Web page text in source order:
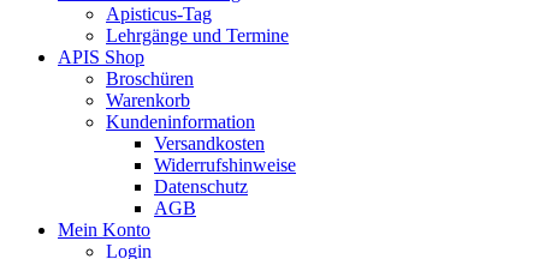
Apisticus-Tag
Lehrgänge und Termine
APIS Shop
Broschüren
Warenkorb
Kundeninformation
Versandkosten
Widerrufshinweise
Datenschutz
AGB
Mein Konto
Login